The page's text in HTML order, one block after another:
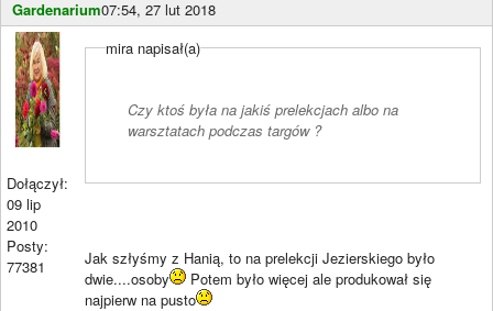
Gardenarium07:54, 27 lut 2018
Dołączył:
09 lip
2010
Posty:
77381
mira napisał(a)
Czy ktoś była na jakiś prelekcjach albo na
warsztatach podczas targów ?
Jak szłyśmy z Hanią, to na prelekcji Jezierskiego było
dwie....osoby
Potem było więcej ale produkował się
najpierw na pusto